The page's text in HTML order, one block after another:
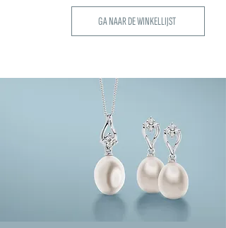
GA NAAR DE WINKELLIJST